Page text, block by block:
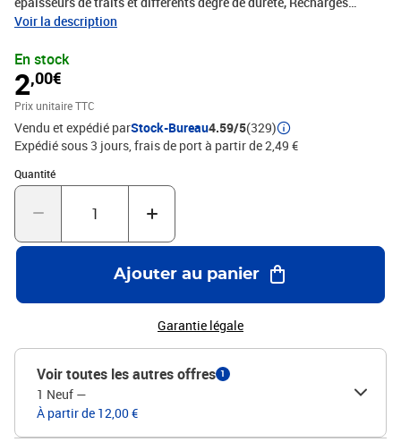
adaptées à tous les porte-mines Tombow. Disponible en quatre
différentes duretés.
Voir la description
En stock
2,00€
Prix unitaire TTC
Vendu et expédié parStock-Bureau4.59/5(329)
Expédié sous 3 jours, frais de port à partir de 2,49 €
Quantité
Quantité : 1
Ajouter au panier
Garantie légale
Voir toutes les autres offres 1
1 Neuf —
À partir de 12,00 €